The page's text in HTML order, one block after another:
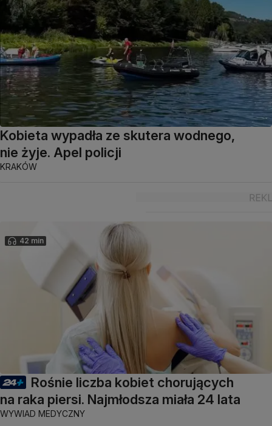
Kobieta wypadła ze skutera wodnego,
nie żyje. Apel policji
KRAKÓW
42 min
Rośnie liczba kobiet chorujących
na raka piersi. Najmłodsza miała 24 lata
WYWIAD MEDYCZNY